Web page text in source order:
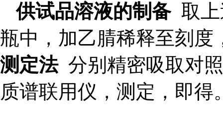
供试品溶液的制备取上
瓶中，加乙腈稀释至刻度
测定法分别精密吸取对
质谱联用仪，测定，即得